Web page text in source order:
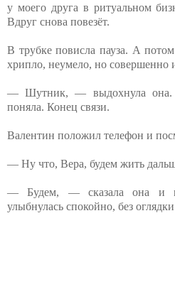
у моего друга в ритуальном
Вдруг снова повезёт.
В трубке повисла пауза. А
хрипло, неумело, но совершенно
— Шутник, — выдохнула
поняла. Конец связи.
Валентин положил телефон и
— Ну что, Вера, будем жить
— Будем, — сказала она и
улыбнулась спокойно, без